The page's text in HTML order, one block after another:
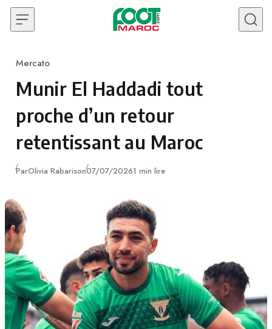
Skip to content
Category
Mercato
Munir El Haddadi tout
proche d’un retour
retentissant au Maroc
ParOlivia RabarisonPublié
07/07/20261 min lire